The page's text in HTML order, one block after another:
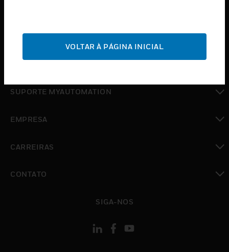
SUPORTE
toggle view
toggle view
SUPORTE MYAUTOMATION
EMPRESA
CARREIRAS
CONTATO
SIGA-NOS
VOLTAR À PÁGINA INICIAL